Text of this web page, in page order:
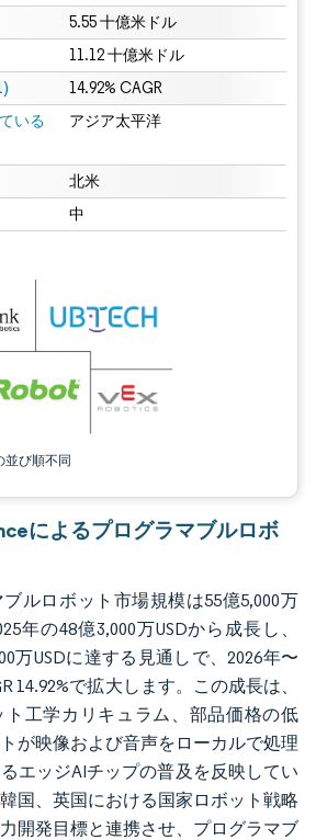
5.55 十億米ドル
11.12 十億米ドル
14.92% CAGR
いる
アジア太平洋
北米
中
並び順不同
。再利用にはCC BY 4.0の表示が必要です。
によるプログラマブルロボ
ルロボット市場規模は55億5,000万
年の48億3,000万USDから成長し、
万USDに達する見通しで、2026年〜
14.92%で拡大します。この成長は、
工学カリキュラム、部品価格の低
が映像および音声をローカルで処理
エッジAIチップの普及を反映してい
国、英国における国家ロボット戦略
開発目標と連携させ、プログラマブ